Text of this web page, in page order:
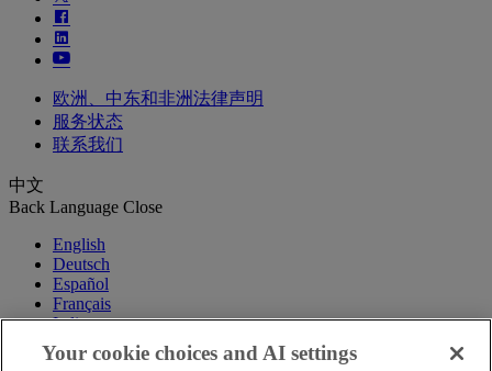
欧洲、中东和非洲法律声明
服务状态
联系我们
中文
Back Language Close
English
Deutsch
Español
Français
Italiano
Português
中文
Your cookie choices and AI settings